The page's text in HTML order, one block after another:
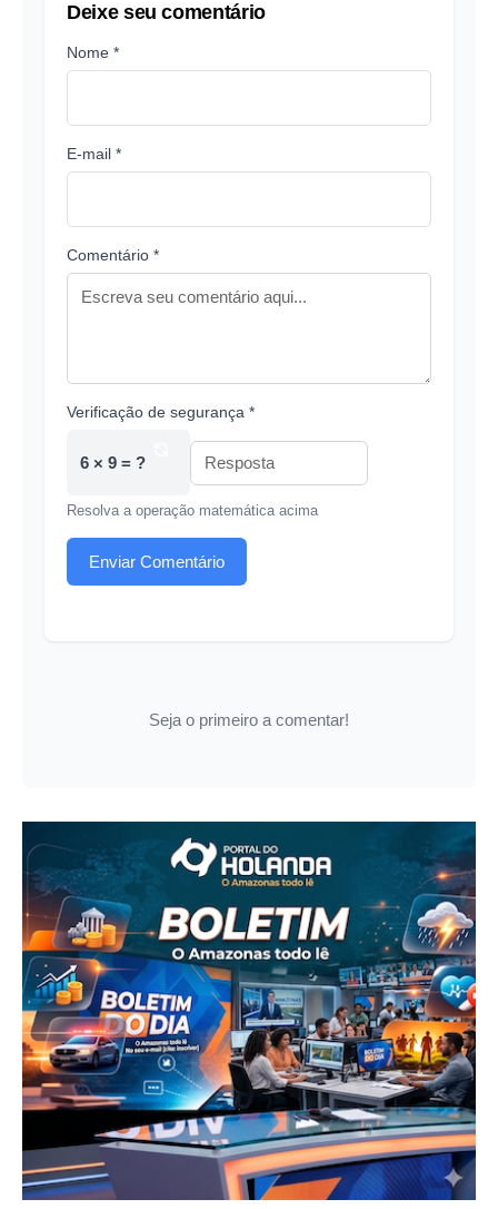
Deixe seu comentário
Nome *
E-mail *
Comentário *
Verificação de segurança *
6 × 9 = ?
Resolva a operação matemática acima
Enviar Comentário
Seja o primeiro a comentar!